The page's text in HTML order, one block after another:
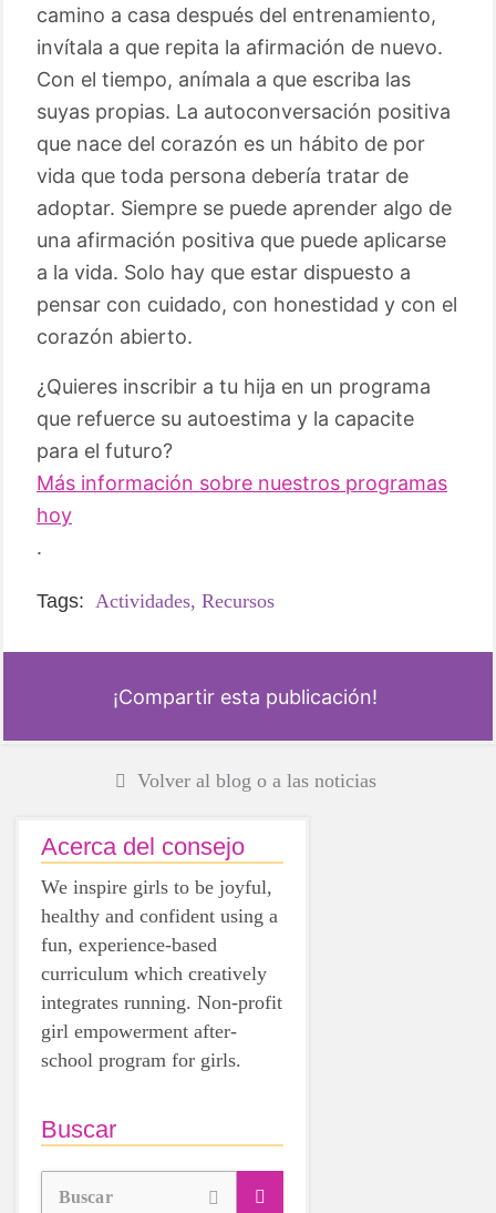
camino a casa después del entrenamiento,
invítala a que repita la afirmación de nuevo.
Con el tiempo, anímala a que escriba las
suyas propias. La autoconversación positiva
que nace del corazón es un hábito de por
vida que toda persona debería tratar de
adoptar. Siempre se puede aprender algo de
una afirmación positiva que puede aplicarse
a la vida. Solo hay que estar dispuesto a
pensar con cuidado, con honestidad y con el
corazón abierto.
¿Quieres inscribir a tu hija en un programa
que refuerce su autoestima y la capacite
para el futuro?
Más información sobre nuestros programas
hoy
.
Tags: Actividades, Recursos
¡Compartir esta publicación!
Volver al blog o a las noticias
Acerca del consejo
We inspire girls to be joyful,
healthy and confident using a
fun, experience-based
curriculum which creatively
integrates running. Non-profit
girl empowerment after-
school program for girls.
Buscar
Buscar